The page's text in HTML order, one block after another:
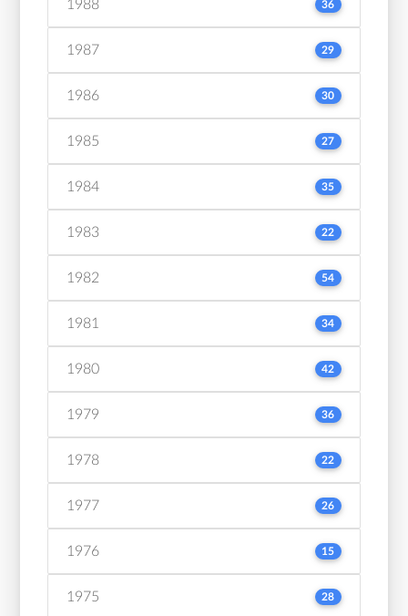
1988 36
1987 29
1986 30
1985 27
1984 35
1983 22
1982 54
1981 34
1980 42
1979 36
1978 22
1977 26
1976 15
1975 28